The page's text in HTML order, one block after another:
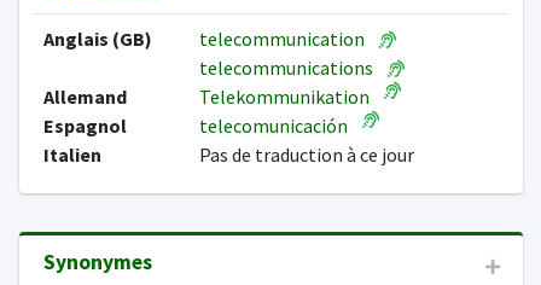
Anglais (GB)
telecommunication
telecommunications
Allemand
Telekommunikation
Espagnol
telecomunicación
Italien
Pas de traduction à ce jour
Synonymes